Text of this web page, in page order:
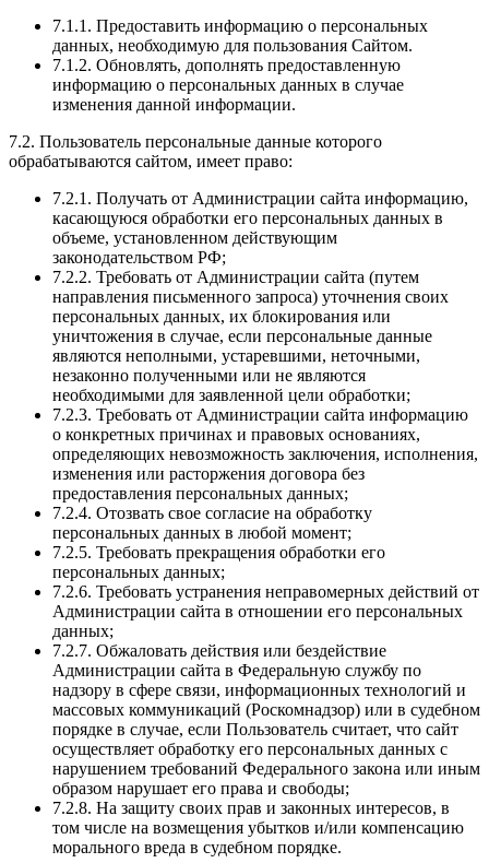
7.1.1. Предоставить информацию о персональных
данных, необходимую для пользования Сайтом.
7.1.2. Обновлять, дополнять предоставленную
информацию о персональных данных в случае
изменения данной информации.
7.2. Пользователь персональные данные которого
обрабатываются сайтом, имеет право:
7.2.1. Получать от Администрации сайта информацию,
касающуюся обработки его персональных данных в
объеме, установленном действующим
законодательством РФ;
7.2.2. Требовать от Администрации сайта (путем
направления письменного запроса) уточнения своих
персональных данных, их блокирования или
уничтожения в случае, если персональные данные
являются неполными, устаревшими, неточными,
незаконно полученными или не являются
необходимыми для заявленной цели обработки;
7.2.3. Требовать от Администрации сайта информацию
о конкретных причинах и правовых основаниях,
определяющих невозможность заключения, исполнения,
изменения или расторжения договора без
предоставления персональных данных;
7.2.4. Отозвать свое согласие на обработку
персональных данных в любой момент;
7.2.5. Требовать прекращения обработки его
персональных данных;
7.2.6. Требовать устранения неправомерных действий от
Администрации сайта в отношении его персональных
данных;
7.2.7. Обжаловать действия или бездействие
Администрации сайта в Федеральную службу по
надзору в сфере связи, информационных технологий и
массовых коммуникаций (Роскомнадзор) или в судебном
порядке в случае, если Пользователь считает, что сайт
осуществляет обработку его персональных данных с
нарушением требований Федерального закона или иным
образом нарушает его права и свободы;
7.2.8. На защиту своих прав и законных интересов, в
том числе на возмещения убытков и/или компенсацию
морального вреда в судебном порядке.